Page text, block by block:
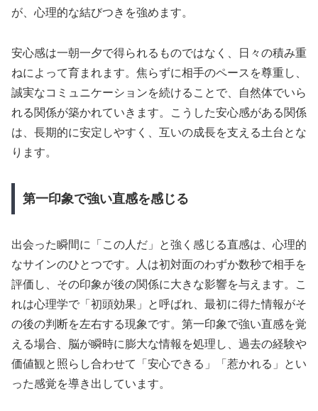
が、心理的な結びつきを強めます。
安心感は一朝一夕で得られるものではなく、日々の積み重
ねによって育まれます。焦らずに相手のペースを尊重し、
誠実なコミュニケーションを続けることで、自然体でいら
れる関係が築かれていきます。こうした安心感がある関係
は、長期的に安定しやすく、互いの成長を支える土台とな
ります。
第一印象で強い直感を感じる
出会った瞬間に「この人だ」と強く感じる直感は、心理的
なサインのひとつです。人は初対面のわずか数秒で相手を
評価し、その印象が後の関係に大きな影響を与えます。こ
れは心理学で「初頭効果」と呼ばれ、最初に得た情報がそ
の後の判断を左右する現象です。第一印象で強い直感を覚
える場合、脳が瞬時に膨大な情報を処理し、過去の経験や
価値観と照らし合わせて「安心できる」「惹かれる」とい
った感覚を導き出しています。